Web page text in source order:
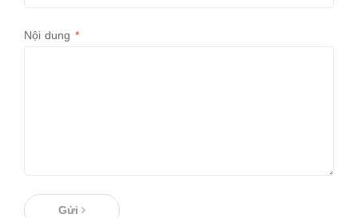
Nội dung *
Gửi